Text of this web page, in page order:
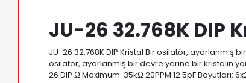
JU-26 32.768K DIP
JU-26 32.768K DIP Kristal Bir osilatör,
osilatör, ayarlanmış bir devre yerine bir kristalin
26 DIP Ω Maximum: 35kΩ 20PPM 12.5pF Boyutları: